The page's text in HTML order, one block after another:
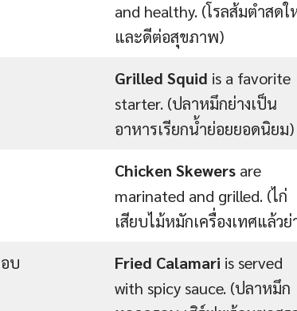
and healthy. (โรลส้มตำสดใ
และดีต่อสุขภาพ)
Grilled Squid is a favorite
starter. (ปลาหมึกย่างเป็น
อาหารเรียกน้ำย่อยยอดนิยม)
Chicken Skewers are
marinated and grilled. (ไก่
เสียบไม้หมักเครื่องเทศแล้วย่
บ Fried Calamari is served
with spicy sauce. (ปลาหมึก